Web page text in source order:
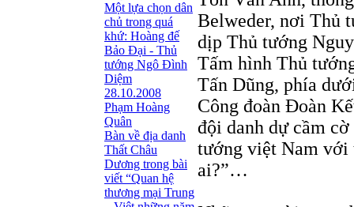
Một lựa chọn dân
chủ trong quá
khứ: Hoàng đế
Bảo Đại - Thủ
tướng Ngô Ðình
Diệm
28.10.2008
Phạm Hoàng
Quân
Bàn về địa danh
Thất Châu
Dương trong bài
viết “Quan hệ
thương mại Trung
Belweder, nơi Thủ
dịp Thủ tướng
Tấm hình Thủ
Tấn Dũng, phía
Công đoàn Đoàn
đội danh dự cầm
tướng việt Nam với
ai?”…